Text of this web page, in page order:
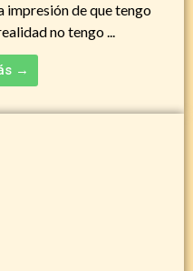
impresión de que tengo
no tengo ...
→